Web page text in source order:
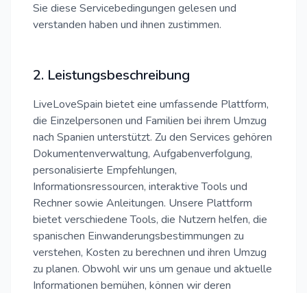
Sie diese Servicebedingungen gelesen und
verstanden haben und ihnen zustimmen.
2. Leistungsbeschreibung
LiveLoveSpain bietet eine umfassende Plattform,
die Einzelpersonen und Familien bei ihrem Umzug
nach Spanien unterstützt. Zu den Services gehören
Dokumentenverwaltung, Aufgabenverfolgung,
personalisierte Empfehlungen,
Informationsressourcen, interaktive Tools und
Rechner sowie Anleitungen. Unsere Plattform
bietet verschiedene Tools, die Nutzern helfen, die
spanischen Einwanderungsbestimmungen zu
verstehen, Kosten zu berechnen und ihren Umzug
zu planen. Obwohl wir uns um genaue und aktuelle
Informationen bemühen, können wir deren